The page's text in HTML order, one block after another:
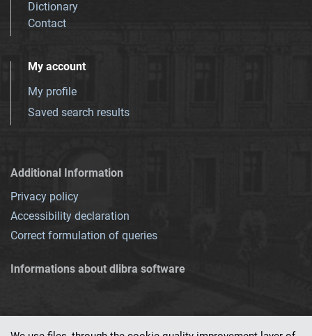
Dictionary
Contact
My account
My profile
Saved search results
Additional Information
Privacy policy
Accessibility declaration
Correct formulation of queries
Informations about dlibra software